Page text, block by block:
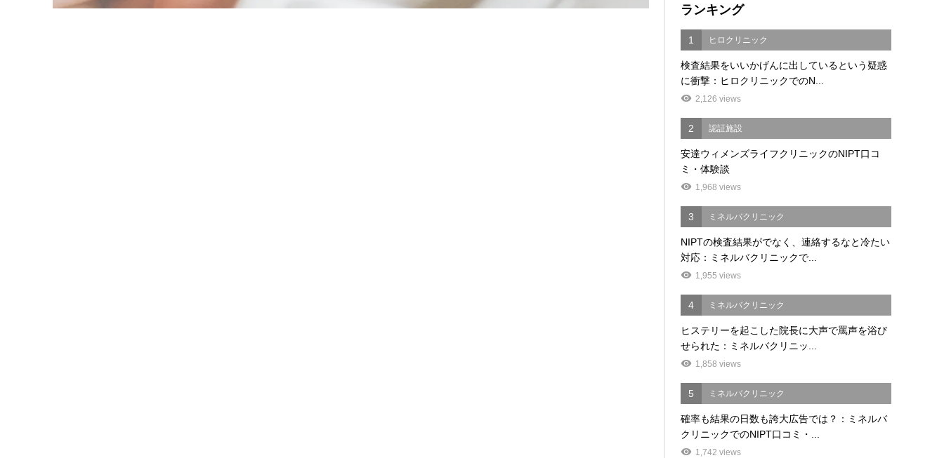
ランキング
1 ヒロクリニック
検査結果をいいかげんに出しているという疑惑
に衝撃：ヒロクリニックでのN...
2,126 views
2 認証施設
安達ウィメンズライフクリニックのNIPT口コ
ミ・体験談
1,968 views
3 ミネルバクリニック
NIPTの検査結果がでなく、連絡するなと冷たい
対応：ミネルバクリニックで...
1,955 views
4 ミネルバクリニック
ヒステリーを起こした院長に大声で罵声を浴び
せられた：ミネルバクリニッ...
1,858 views
5 ミネルバクリニック
確率も結果の日数も誇大広告では？：ミネルバ
クリニックでのNIPT口コミ・...
1,742 views